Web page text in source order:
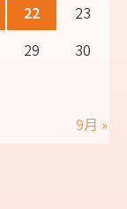
22
23
29
30
9月 »